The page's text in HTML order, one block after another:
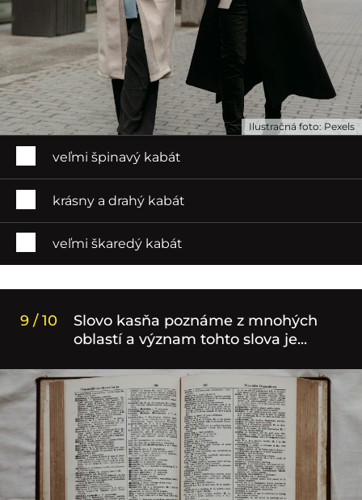
Ilustračná foto: Pexels
veľmi špinavý kabát
krásny a drahý kabát
veľmi škaredý kabát
9 / 10
Slovo kasňa poznáme z mnohých
oblastí a význam tohto slova je...